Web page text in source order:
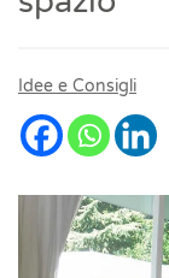
Idee e Consigli